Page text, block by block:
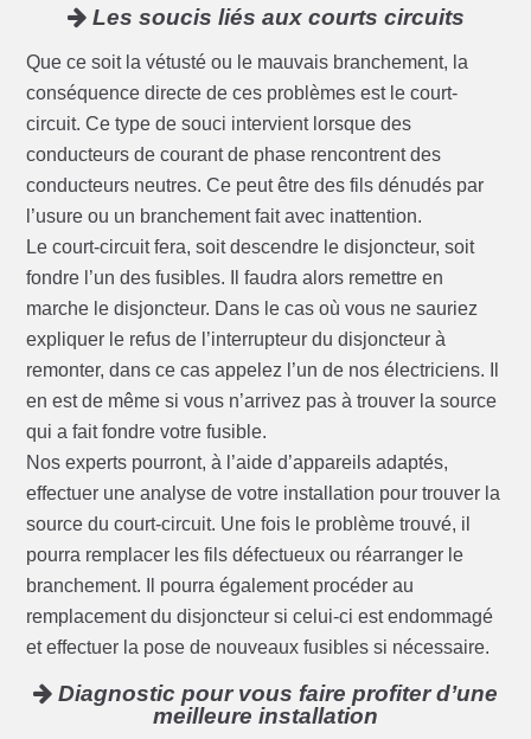
Les soucis liés aux courts circuits
Que ce soit la vétusté ou le mauvais branchement, la
conséquence directe de ces problèmes est le court-
circuit. Ce type de souci intervient lorsque des
conducteurs de courant de phase rencontrent des
conducteurs neutres. Ce peut être des fils dénudés par
l’usure ou un branchement fait avec inattention.
Le court-circuit fera, soit descendre le disjoncteur, soit
fondre l’un des fusibles. Il faudra alors remettre en
marche le disjoncteur. Dans le cas où vous ne sauriez
expliquer le refus de l’interrupteur du disjoncteur à
remonter, dans ce cas appelez l’un de nos électriciens. Il
en est de même si vous n’arrivez pas à trouver la source
qui a fait fondre votre fusible.
Nos experts pourront, à l’aide d’appareils adaptés,
effectuer une analyse de votre installation pour trouver la
source du court-circuit. Une fois le problème trouvé, il
pourra remplacer les fils défectueux ou réarranger le
branchement. Il pourra également procéder au
remplacement du disjoncteur si celui-ci est endommagé
et effectuer la pose de nouveaux fusibles si nécessaire.
Diagnostic pour vous faire profiter d’une
meilleure installation